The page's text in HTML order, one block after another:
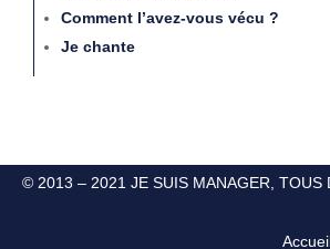
Comment l’avez-vous vécu ?
Je chante
© 2013 – 2021 JE SUIS MANAGER, TOUS